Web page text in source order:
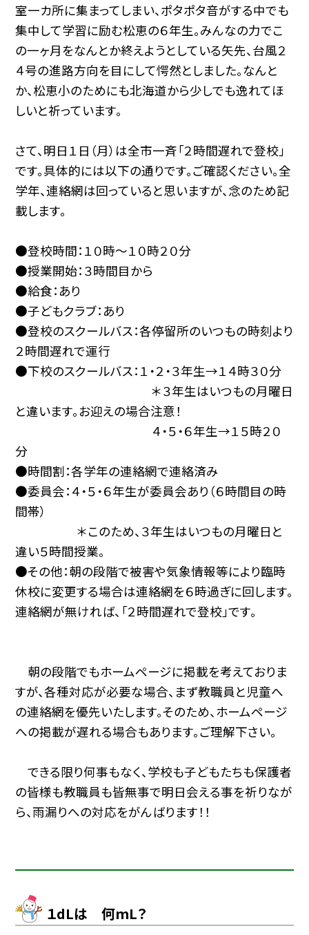
室一カ所に集まってしまい、ポタポタ音がする中でも
集中して学習に励む松恵の６年生。みんなの力でこ
の一ヶ月をなんとか終えようとしている矢先、台風２
４号の進路方向を目にして愕然としました。なんと
か、松恵小のためにも北海道から少しでも逸れてほ
しいと祈っています。
さて、明日１日（月）は全市一斉「２時間遅れで登校」
です。具体的には以下の通りです。ご確認ください。全
学年、連絡網は回っていると思いますが、念のため記
載します。
●登校時間：１０時〜１０時２０分
●授業開始：３時間目から
●給食：あり
●子どもクラブ：あり
●登校のスクールバス：各停留所のいつもの時刻より
２時間遅れで運行
●下校のスクールバス：１・２・３年生→１４時３０分
＊３年生はいつもの月曜日
と違います。お迎えの場合注意！
４・５・６年生→１５時２０
分
●時間割：各学年の連絡網で連絡済み
●委員会：４・５・６年生が委員会あり（６時間目の時
間帯）
＊このため、３年生はいつもの月曜日と
違い５時間授業。
●その他：朝の段階で被害や気象情報等により臨時
休校に変更する場合は連絡網を６時過ぎに回します。
連絡網が無ければ、「２時間遅れで登校」です。
朝の段階でもホームページに掲載を考えておりま
すが、各種対応が必要な場合、まず教職員と児童へ
の連絡網を優先いたします。そのため、ホームページ
への掲載が遅れる場合もあります。ご理解下さい。
できる限り何事もなく、学校も子どもたちも保護者
の皆様も教職員も皆無事で明日会える事を祈りなが
ら、雨漏りへの対応をがんばります！！
１dLは 何mL？